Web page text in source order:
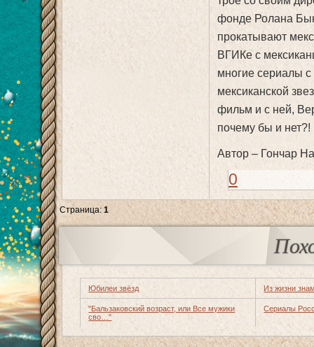
фонде Ролана
прокатывают
ВГИКе с
многие сериалы с
мексиканской
фильм и с ней,
почему бы и нет?!
Автор – Гончар
0
Страница:1
Юбилеи звёзд Из жизни
"Бальзаковский возраст, или Все мужики
сво…"
Сериалы